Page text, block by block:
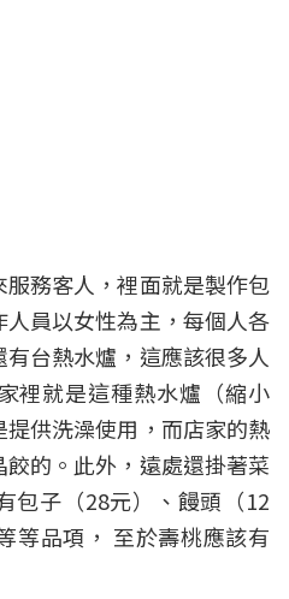
務客人，裡面就是製作包
員以女性為主，每個人各
台熱水爐，這應該很多人
裡就是這種熱水爐（縮小
供洗澡使用，而店家的熱
的。此外，遠處還掛著菜
包子（28元）、饅頭（12
等品項， 至於壽桃應該有